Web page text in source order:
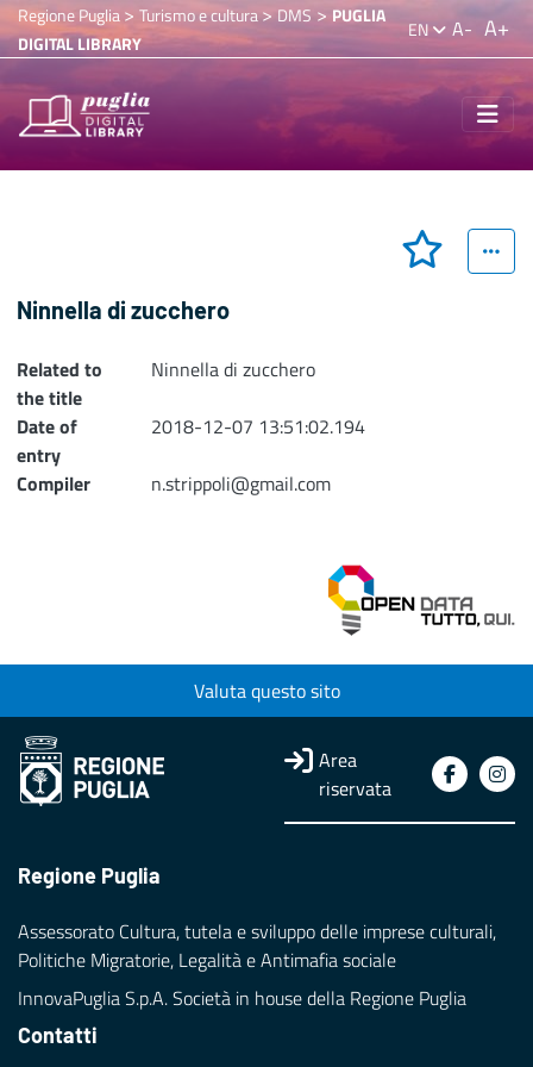
Regione Puglia> Turismo e cultura>DMS > PUGLIA
DIGITAL LIBRARY
EN A- A+
Ninnella di zucchero
Related to
the title
Ninnella di zucchero
Date of
entry
2018-12-07 13:51:02.194
Compiler
n.strippoli@gmail.com
Valuta questo sito
Area
riservata
Regione Puglia
Assessorato Cultura, tutela e sviluppo delle imprese culturali,
Politiche Migratorie, Legalità e Antimafia sociale
InnovaPuglia S.p.A. Società in house della Regione Puglia
Contatti